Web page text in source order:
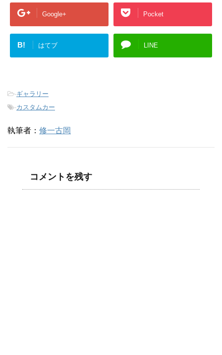
Google+ Pocket
B! はてブ LINE
-ギャラリー
-カスタムカー
執筆者： 修一古岡
コメントを残す